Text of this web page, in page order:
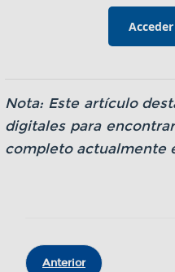
Nota: Este artículo
digitales para
completo actualmente
Anterior